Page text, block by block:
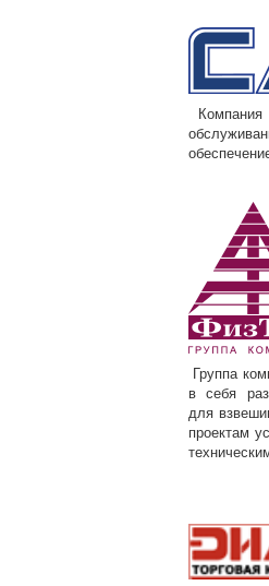
Группа
в себя
для
проектам